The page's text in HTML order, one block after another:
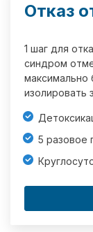
Отказ
1 шаг для
синдром
максимально
изолировать
5 разовое